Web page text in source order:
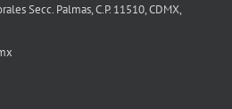
Secc. Palmas, C.P. 11510, CDMX,